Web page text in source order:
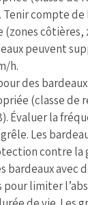
Tenir compte
côtières,
peuvent
h.
des
(classe de
Évaluer la
Les
contre la
bardeaux avec
pour limiter